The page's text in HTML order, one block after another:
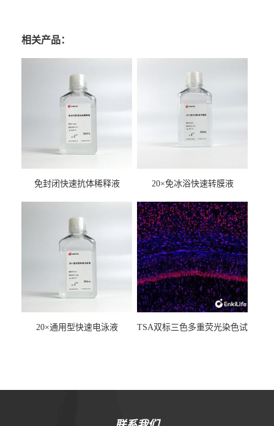
相关产品：
免封闭快速抗体稀释液 20×免冰浴快速转膜液
20×通用型快速电泳液
TSA双标三色多重荧光染色试